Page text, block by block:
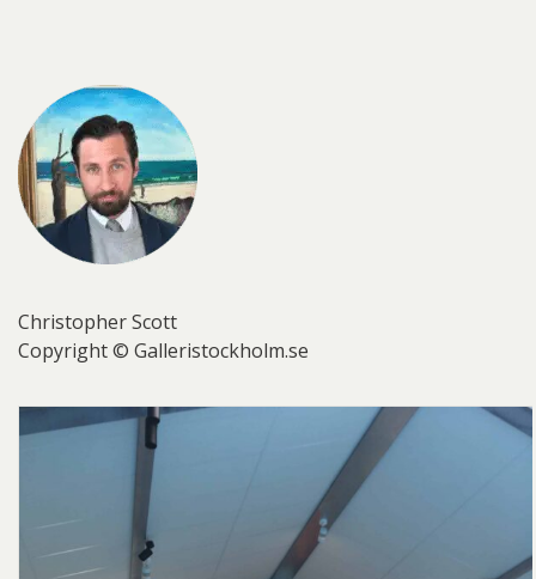
Christopher Scott
Copyright © Galleristockholm.se